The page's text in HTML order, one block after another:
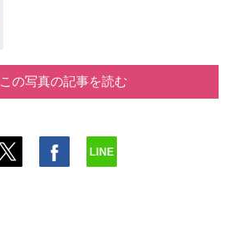
この写真の記事を読む